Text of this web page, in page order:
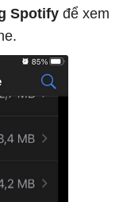
Spotify để xem